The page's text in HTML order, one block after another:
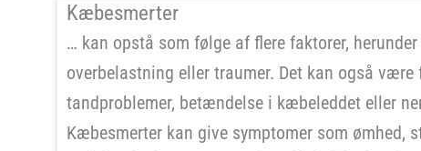
Kæbesmerter
… kan opstå som følge af flere faktorer,
overbelastning eller traumer. Det kan også være
tandproblemer, betændelse i kæbeleddet eller
Kæbesmerter kan give symptomer som ømhed,